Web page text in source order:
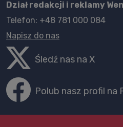
Dział redakcji i reklamy
Telefon: +48 781 000 084
Napisz do nas
Śledź nas na X
Polub nasz profil na